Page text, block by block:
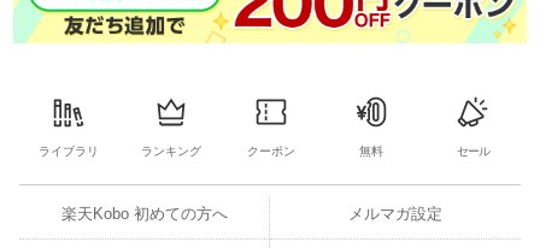
ライブラリ ランキング クーポン 無料 セール
楽天Kobo 初めての方へ メルマガ設定